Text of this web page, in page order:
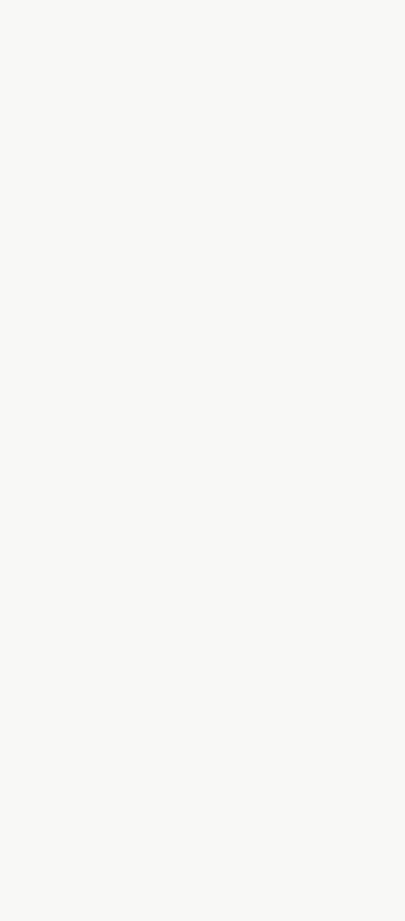
в новом выпуске Киева днем и
2 сезон сериала Киев днем и
разных ребятах, которые
непредсказуемых ситуаций, ведь
милый, как покажется на первый
ночью 2 сезон снят по формату
режиссер Ксения Бугримова
Киев днем и ночью: O.TORVALD
38 серии сериала
пожалел о том, что переспал с
во Львов. Гена позвал Тасю на
Саши появилась новая клиентка.